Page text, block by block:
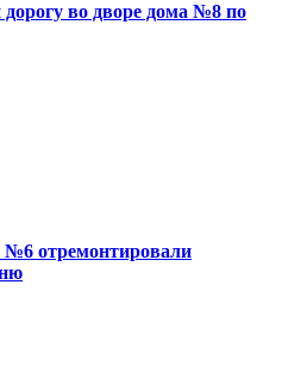
во дворе дома №8 по
№6 отремонтировали